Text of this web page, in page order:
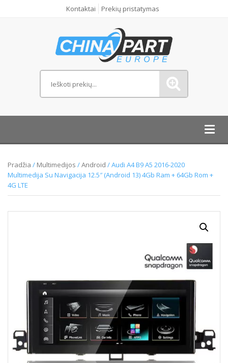
Kontaktai Prekių pristatymas
Pradžia / Multimedijos /Android / Audi A4 B9 A5 2016-2020
Multimedija Su Navigacija 12.5″ (Android 13) 4Gb Ram + 64Gb Rom +
4G LTE